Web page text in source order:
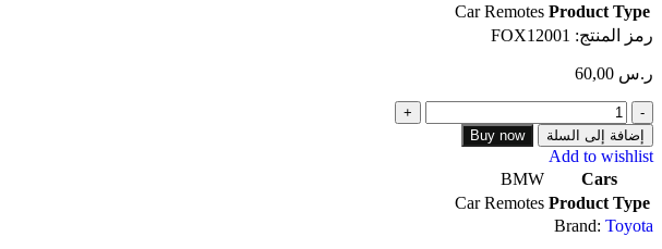
Product Type
Car Remotes
رمز المنتج: FOX12001
ر.س
إضافة إلى السلة Buy now
Add to wishlist
Cars
BMW
Product Type
Car Remotes
Brand: Toyota